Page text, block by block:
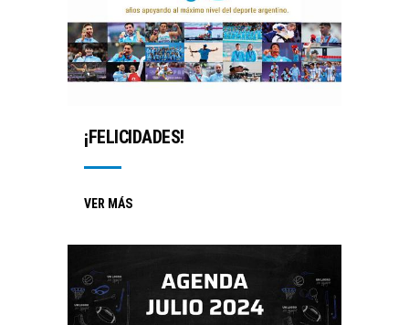
¡FELICIDADES!
VER MÁS